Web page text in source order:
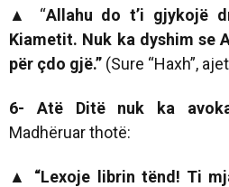
▲ “Allahu do t’i gjykojë
Kiametit. Nuk ka dyshim se
për çdo gjë.” (Sure “Haxh”,
6- Atë Ditë nuk ka
Madhëruar thotë:
▲ “Lexoje librin tënd! Ti